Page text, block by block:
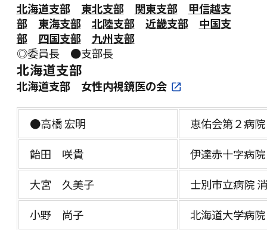
北海道支部 東北支部 関東支部
甲信越支
部
東海支部 北陸支部 近畿支部
中国支
部
四国支部
九州支部
◎委員長 ●支部長
北海道支部
北海道支部 女性内視鏡医の会
●高橋 宏明
恵佑会第２病
飴田 咲貴
伊達赤十字病
大宮 久美子
士別市立病院
小野 尚子
北海道大学病